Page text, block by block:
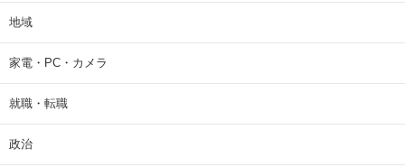
地域
家電・PC・カメラ
就職・転職
政治